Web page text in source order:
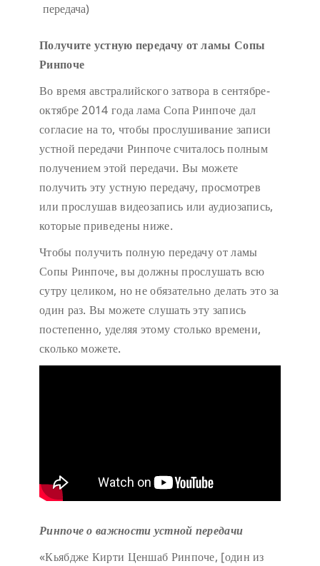
передача)
Получите устную передачу от ламы Сопы
Ринпоче
Во время австралийского затвора в сентябре-
октябре 2014 года лама Сопа Ринпоче дал
согласие на то, чтобы прослушивание записи
устной передачи Ринпоче считалось полным
получением этой передачи. Вы можете
получить эту устную передачу, просмотрев
или прослушав видеозапись или аудиозапись,
которые приведены ниже.
Чтобы получить полную передачу от ламы
Сопы Ринпоче, вы должны прослушать всю
сутру целиком, но не обязательно делать это за
один раз. Вы можете слушать эту запись
постепенно, уделяя этому столько времени,
сколько можете.
Ринпоче о важности устной передачи
«Кьябдже Кирти Ценшаб Ринпоче, [один из